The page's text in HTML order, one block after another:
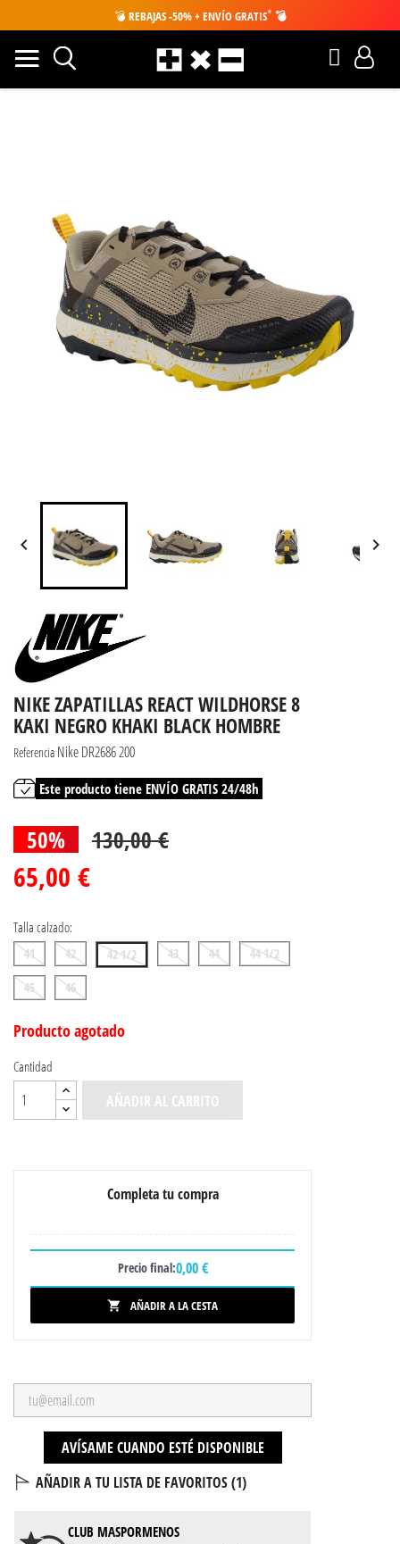
💣 REBAJAS -50% + ENVÍO GRATIS* 💣
 
NIKE ZAPATILLAS REACT WILDHORSE 8
KAKI NEGRO KHAKI BLACK HOMBRE
Referencia Nike DR2686 200
Este producto tiene ENVÍO GRATIS 24/48h
50% 130,00 €
65,00 €
Talla calzado:
41 42 42 1/2 43 44
44 1/2
45
46
Producto agotado
Cantidad
AÑADIR AL CARRITO
Completa tu compra
Precio final:0,00 €
 AÑADIR A LA CESTA
AVÍSAME CUANDO ESTÉ DISPONIBLE
AÑADIR A TU LISTA DE FAVORITOS (1)
CLUB MASPORMENOS